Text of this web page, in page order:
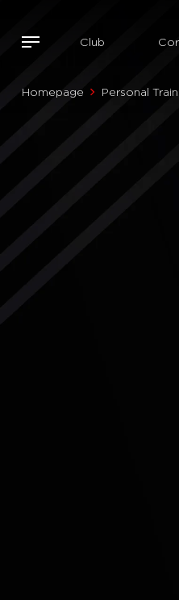
Club
Homepage Personal